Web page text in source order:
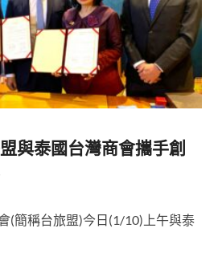
與泰國台灣商會攜手創
(簡稱台旅盟)今日(1/10)上午與泰